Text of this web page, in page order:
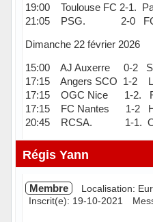
19:00 Toulouse FC 2-1.
21:05 PSG. 2-0 FC
Dimanche 22 février 2026
15:00 AJ Auxerre 0-2
17:15 Angers SCO 1-2
17:15 OGC Nice 1-2.
17:15 FC Nantes 1-2
20:45 RCSA. 1-1.
Hors ligne
Régis Yann
Membre
Localisation:
Inscrit(e): 19-10-2021